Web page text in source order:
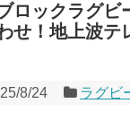
ロックラグビ
せ！地上波テ
8/24 ラグビ